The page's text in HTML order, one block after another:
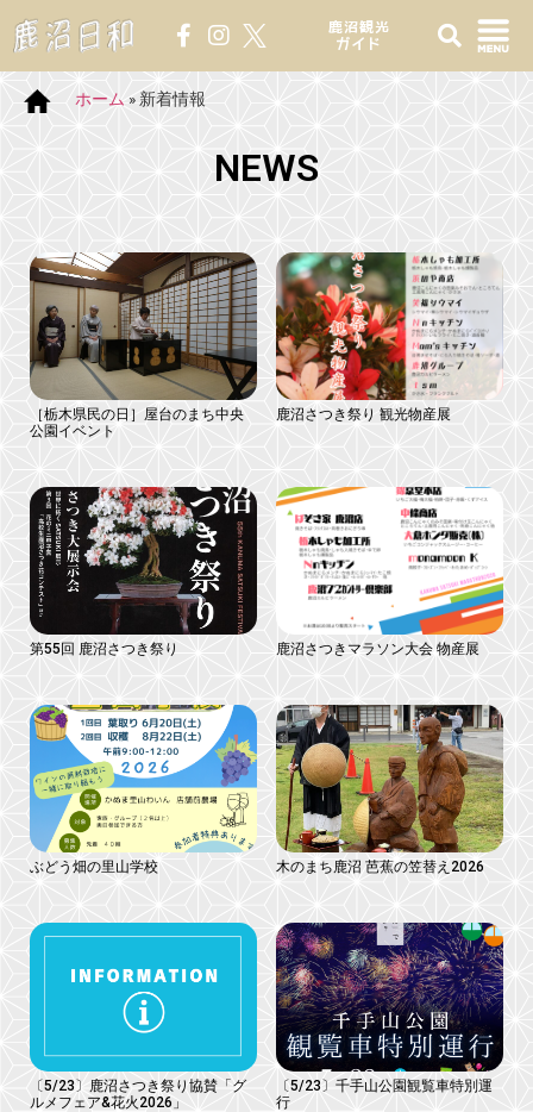
鹿沼観光
ガイド
ホーム »新着情報
NEWS
［栃木県民の日］屋台のまち中央
公園イベント
鹿沼さつき祭り 観光物産展
第55回 鹿沼さつき祭り 鹿沼さつきマラソン大会 物産展
ぶどう畑の里山学校 木のまち鹿沼 芭蕉の笠替え2026
〔5/23〕鹿沼さつき祭り協賛「グ
ルメフェア&花火2026」
〔5/23〕千手山公園観覧車特別運
行